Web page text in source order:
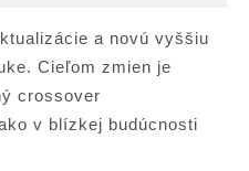
a novú vyššiu
Cieľom zmien je
crossover
v blízkej budúcnosti